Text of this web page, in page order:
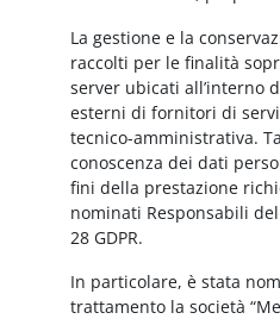
La gestione e la
raccolti per le finalità
server ubicati all’interno
esterni di fornitori di
tecnico-amministrativa.
conoscenza dei dati
fini della prestazione
nominati Responsabili
28 GDPR.
In particolare, è stata
trattamento la società